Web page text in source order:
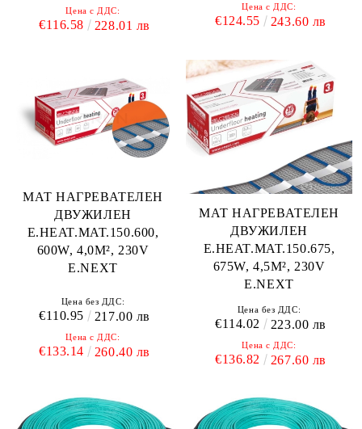
Цена с ДДС:
€116.58 228.01 лв
Цена с ДДС:
€124.55 243.60 лв
МАТ НАГРЕВАТЕЛЕН
ДВУЖИЛЕН
E.HEAT.MAT.150.600,
600W, 4,0M², 230V
E.NEXT
Цена без ДДС:
€110.95 217.00 лв
Цена с ДДС:
€133.14 260.40 лв
МАТ НАГРЕВАТЕЛЕН
ДВУЖИЛЕН
E.HEAT.MAT.150.675,
675W, 4,5M², 230V
E.NEXT
Цена без ДДС:
€114.02 223.00 лв
Цена с ДДС:
€136.82 267.60 лв